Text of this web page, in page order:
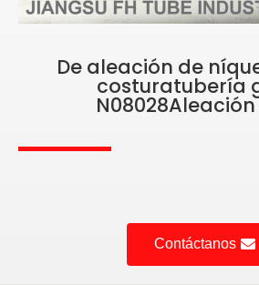
De aleación de
costuratubería
N08028Aleación
Contáctanos